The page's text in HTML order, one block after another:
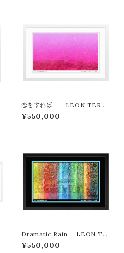
恋をすれば LEON TERAS
HIMA版画作品３３作限定（オン
ライン限定特典付き作品〉
¥550,000
Dramatic Rain LEON TE
RASHIMA版画作品３３作限定
（オンライン限定特典付き作品〉
¥550,000